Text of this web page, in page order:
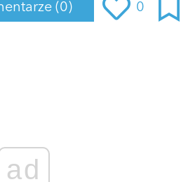
(0) 0
ad